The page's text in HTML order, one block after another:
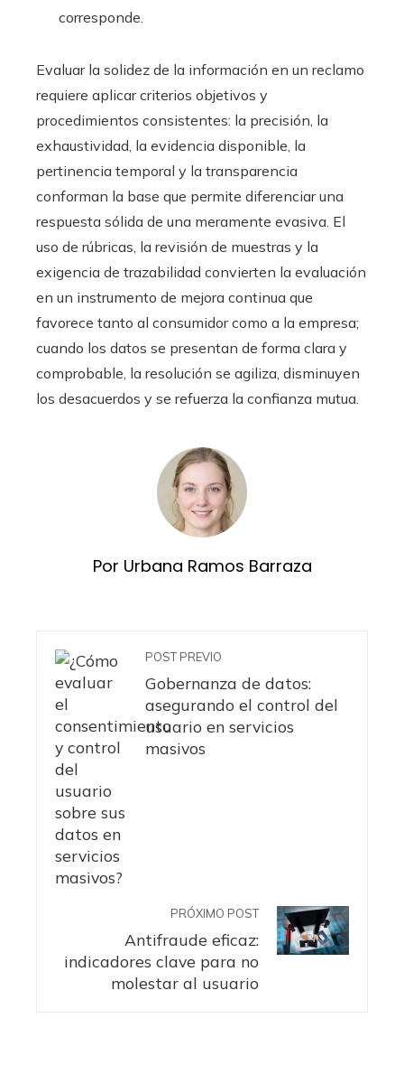
corresponde.
Evaluar la solidez de la información en un reclamo
requiere aplicar criterios objetivos y
procedimientos consistentes: la precisión, la
exhaustividad, la evidencia disponible, la
pertinencia temporal y la transparencia
conforman la base que permite diferenciar una
respuesta sólida de una meramente evasiva. El
uso de rúbricas, la revisión de muestras y la
exigencia de trazabilidad convierten la evaluación
en un instrumento de mejora continua que
favorece tanto al consumidor como a la empresa;
cuando los datos se presentan de forma clara y
comprobable, la resolución se agiliza, disminuyen
los desacuerdos y se refuerza la confianza mutua.
Por Urbana Ramos Barraza
POST PREVIO
Gobernanza de datos:
asegurando el control del
usuario en servicios
masivos
PRÓXIMO POST
Antifraude eficaz:
indicadores clave para no
molestar al usuario